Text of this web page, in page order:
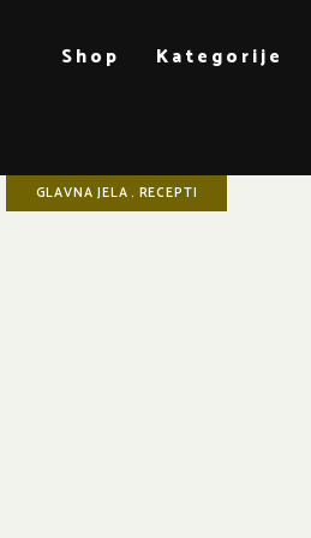
Shop Kategorije
GLAVNA JELA RECEPTI